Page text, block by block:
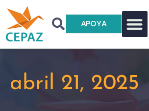
APOYA
abril 21, 2025